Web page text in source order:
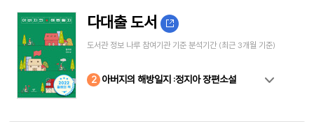
다대출 도서
도서관 정보 나루 참여기관 기준 분석기간 (최근 3개월 기준)
1
2 아버지의 해방일지 :정지아 장편소설
3
4
5
6
7
8
9
10